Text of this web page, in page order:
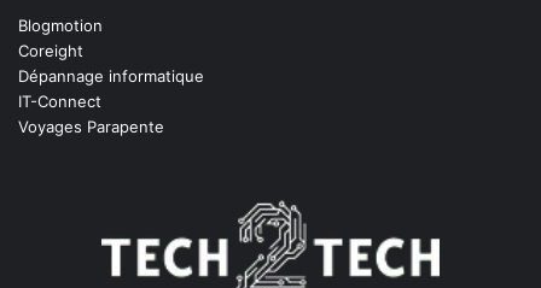
Blogmotion
Coreight
Dépannage informatique
IT-Connect
Voyages Parapente